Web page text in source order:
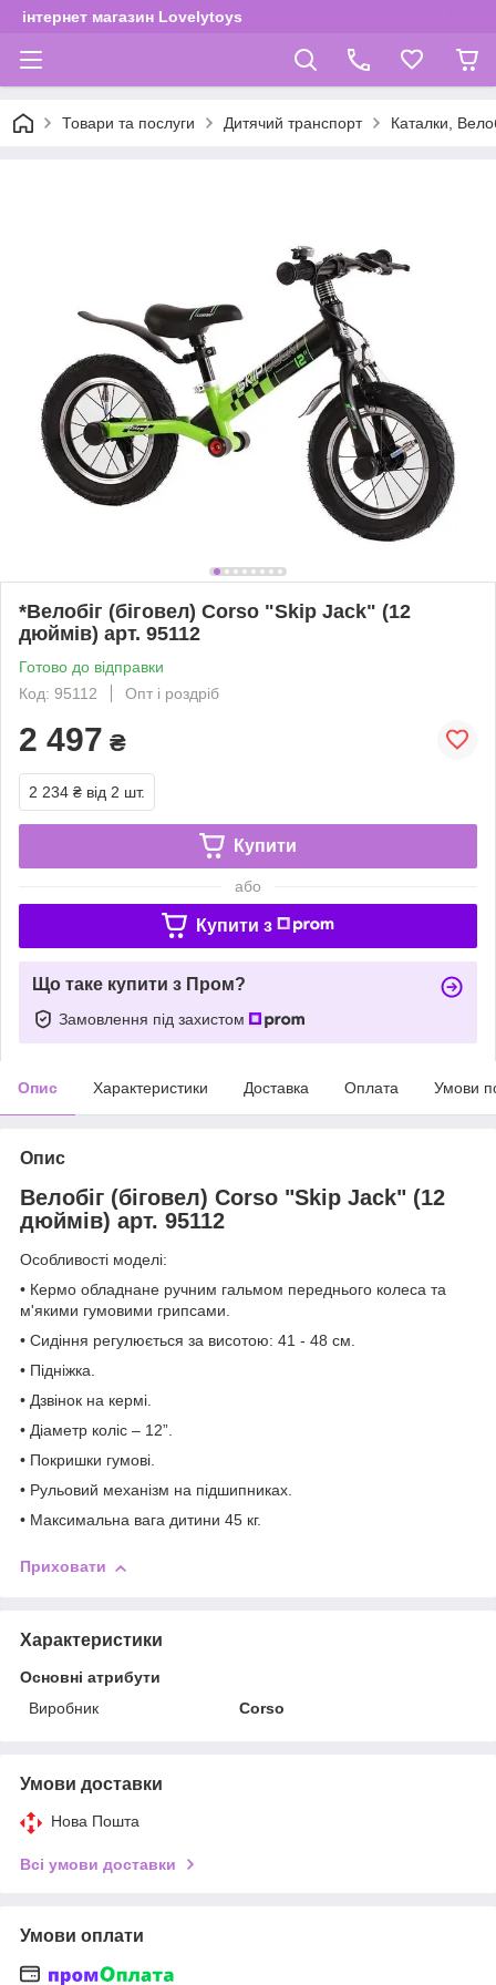
інтернет магазин Lovelytoys
Товари та послуги Дитячий транспорт Каталки,
*Велобіг (біговел) Corso "Skip Jack" (12
дюймів) арт. 95112
Готово до відправки
Код: 95112
Опт і роздріб
2 497 ₴
2 234 ₴ від 2 шт.
Купити
або
Купити з
Що таке купити з Пром?
Замовлення під захистом
Опис Характеристики Доставка Оплата Умови
Опис
Велобіг (біговел) Corso "Skip Jack" (12
дюймів) арт. 95112
Особливості моделі:
• Кермо обладнане ручним гальмом переднього колеса та
м'якими гумовими грипсами.
• Сидіння регулюється за висотою: 41 - 48 см.
• Підніжка.
• Дзвінок на кермі.
• Діаметр коліс – 12”.
• Покришки гумові.
• Рульовий механізм на підшипниках.
• Максимальна вага дитини 45 кг.
Приховати
Характеристики
Основні атрибути
Виробник
Corso
Умови доставки
Нова Пошта
Всі умови доставки
Умови оплати